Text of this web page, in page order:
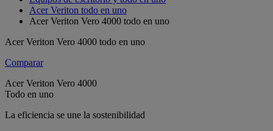
Acer Veriton todo en uno
Acer Veriton Vero 4000 todo en uno
Acer Veriton Vero 4000 todo en uno
Comparar
Acer Veriton Vero 4000
Todo en uno
La eficiencia se une la sostenibilidad